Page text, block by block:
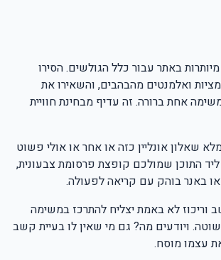
באתר עבור כלל הגולשים. הסירו
ואלמנטים מהבהבים, והשאירו את
אחת ברורה. זה עדיף מבחינת חוויית
שאלון אונליין כזה או אחר או אולי פשוט
התוכן שמולכם קופצת פרסומת צבעונית,
באנר בוהק עם קריאה לפעולה.
וריכוז לא באמת יצליח להתרכז במשימה
ויודעים מה? גם מי שאין לו בעיית קשב
עצמו מוסח.